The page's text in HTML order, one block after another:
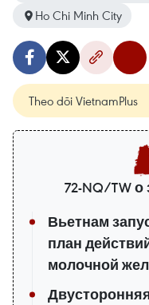
Ho Chi Minh City
Theo dõi VietnamPlus
72-NQ/TW
Вьетнам
план
молочной